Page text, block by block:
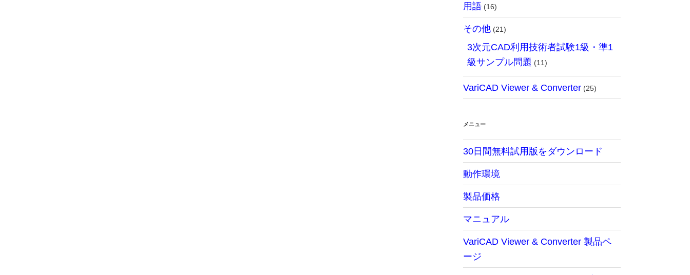
用語 (16)
その他 (21)
3次元CAD利用技術者試験1級・準1
級サンプル問題 (11)
VariCAD Viewer & Converter (25)
メニュー
30日間無料試用版をダウンロード
動作環境
製品価格
マニュアル
VariCAD Viewer & Converter 製品ペ
ージ